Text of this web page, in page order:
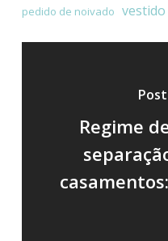
pedido de noivado
Regime